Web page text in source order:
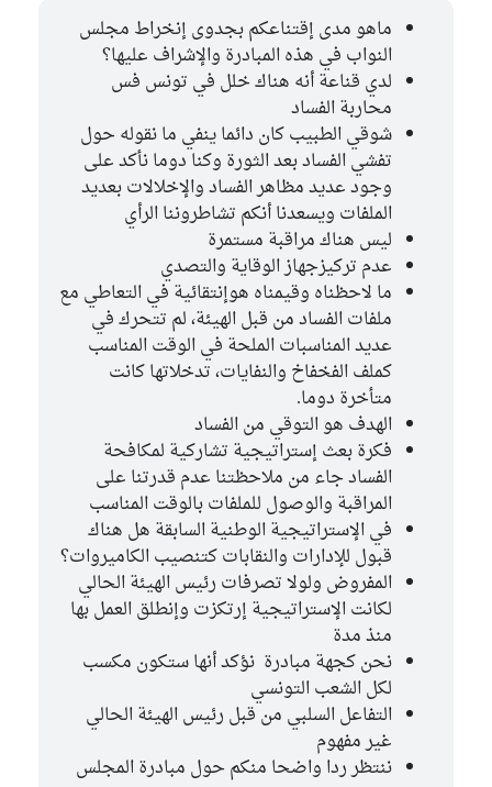
ماهو مدى إقتناعكم بجدوى إنخراط مجلس
النواب في هذه المبادرة والإشراف عليها؟
لدي قناعة أنه هناك خلل في تونس فس
محاربة الفساد
شوقي الطبيب كان دائما ينفي ما نقوله حول
تفشي الفساد بعد الثورة وكنا دوما نأكد على
وجود عديد مظاهر الفساد والإخلالات بعديد
الملفات ويسعدنا أنكم تشاطروننا الرأي
ليس هناك مراقبة مستمرة
عدم تركيزجهاز الوقاية والتصدي
ما لاحظناه وقيمناه هوإنتقائية في التعاطي مع
ملفات الفساد من قبل الهيئة، لم تتحرك في
عديد المناسبات الملحة في الوقت المناسب
كملف الفخفاخ والنفايات، تدخلاتها كانت
متأخرة دوما.
الهدف هو التوقي من الفساد
فكرة بعث إستراتيجية تشاركية لمكافحة
الفساد جاء من ملاحظتنا عدم قدرتنا على
المراقبة والوصول للملفات بالوقت المناسب
في الإستراتيجية الوطنية السابقة هل هناك
قبول للإدارات والنقابات كتنصيب الكاميروات؟
المفروض ولولا تصرفات رئيس الهيئة الحالي
لكانت الإستراتيجية إرتكزت وإنطلق العمل بها
منذ مدة
نحن كجهة مبادرة نؤكد أنها ستكون مكسب
لكل الشعب التونسي
التفاعل السلبي من قبل رئيس الهيئة الحالي
غير مفهوم
ننتظر ردا واضحا منكم حول مبادرة المجلس